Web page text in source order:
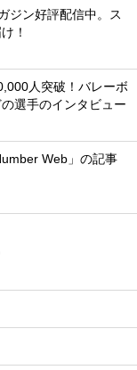
ジン好評配信中。ス
！
人突破！バレーボ
選手のインタビュー
Web」の記事